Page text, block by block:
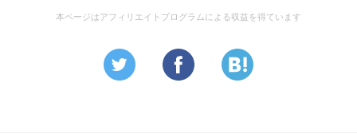
本ページはアフィリエイトプログラムによる収益を得ています